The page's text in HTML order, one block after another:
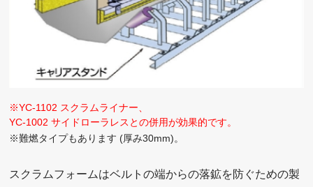
※YC-1102 スクラムライナー、
YC-1002 サイドローラレスとの併用が効果的です。
※難燃タイプもあります (厚み30mm)。
スクラムフォームはベルトの端からの落鉱を防ぐための製